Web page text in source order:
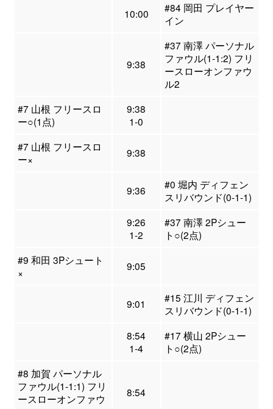
10:00
#84 岡田 プレイヤー
イン
9:38
#37 南澤 パーソナル
ファウル(1-1:2) フリ
ースローオンファウ
ル2
#7 山根 フリースロ
ー○(1点)
9:38
1-0
#7 山根 フリースロ
ー×
9:38
9:36
#0 堀内 ディフェン
スリバウンド(0-1-1)
9:26
1-2
#37 南澤 2Pシュー
ト○(2点)
#9 和田 3Pシュート
×
9:05
9:01
#15 江川 ディフェン
スリバウンド(0-1-1)
8:54
1-4
#17 横山 2Pシュー
ト○(2点)
#8 加賀 パーソナル
ファウル(1-1:1) フリ
ースローオンファウ
8:54